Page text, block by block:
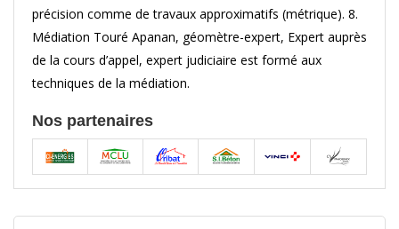
précision comme de travaux approximatifs (métrique). 8.
Médiation Touré Apanan, géomètre-expert, Expert auprès
de la cours d’appel, expert judiciaire est formé aux
techniques de la médiation.
Nos partenaires